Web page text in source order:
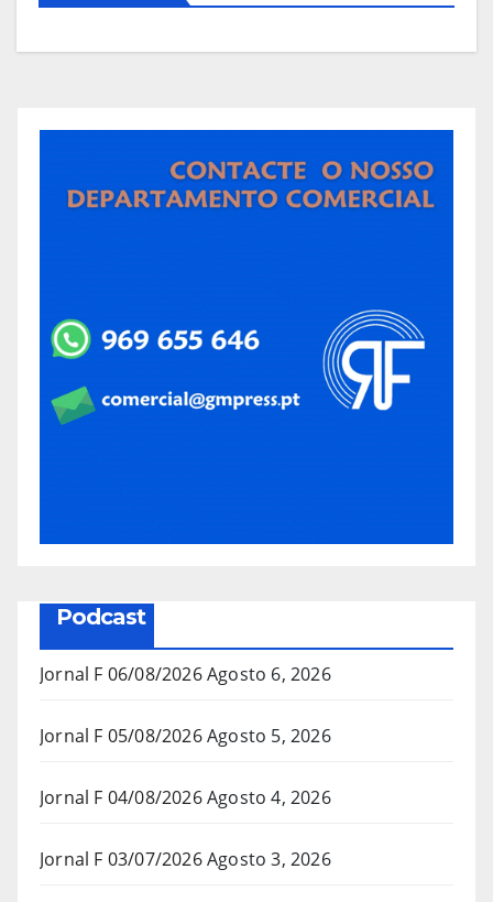
Podcast
Jornal F 06/08/2026Agosto 6, 2026
Jornal F 05/08/2026Agosto 5, 2026
Jornal F 04/08/2026Agosto 4, 2026
Jornal F 03/07/2026Agosto 3, 2026